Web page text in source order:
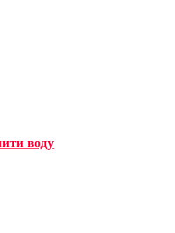
воду